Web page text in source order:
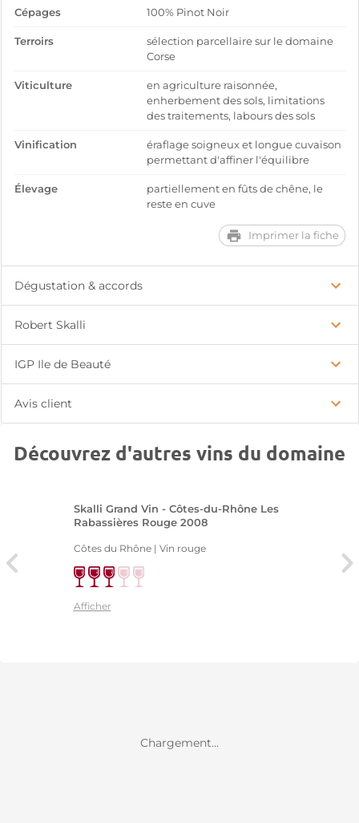
Cépages 100% Pinot Noir
Terroirs
sélection parcellaire sur le domaine
Corse
Viticulture
en agriculture raisonnée,
enherbement des sols, limitations
des traitements, labours des sols
Vinification
éraflage soigneux et longue cuvaison
permettant d'affiner l'équilibre
Élevage
partiellement en fûts de chêne, le
reste en cuve
Imprimer la fiche
Dégustation & accords
Robert Skalli
IGP Ile de Beauté
Avis client
Découvrez d'autres vins du domaine
Skalli Grand Vin - Côtes-du-Rhône Les
Rabassières Rouge 2008
Côtes du Rhône | Vin rouge
Afficher
Chargement...